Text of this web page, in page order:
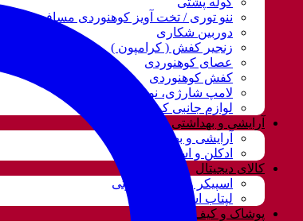
ننو توری / تخت آویز کوهنوردی مسافرتی
دوربین شکاری
زنجیر کفش ( کرامپون )
عصای کوهنوردی
کفش کوهنوردی
لامپ شارژی، نور و روشنایی
لوازم جانبی کوهنوردی
آرایشی و بهداشتی
آرایشی و بهداشتی
ادکلن و اسپری
کالای دیجیتال
اسپیکر و سیستم صوتی
لپتاب استوک
پوشاک و کیف